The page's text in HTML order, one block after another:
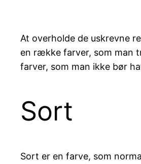
At overholde de uskrevne
en række farver, som man
farver, som man ikke bør
Sort
Sort er en farve, som